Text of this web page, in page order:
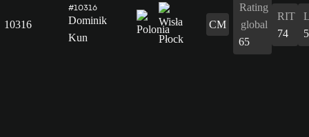
10316
#10316
Dominik
Kun
CM
Rating
global
65
RIT
74